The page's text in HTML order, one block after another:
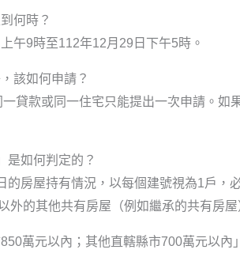
何時？
午9時至112年12月29日下午5時。
該如何申請？
貸款或同一住宅只能提出一次申請。
是如何判定的？
的房屋持有情況，以每個建號視為1戶，
外的其他共有房屋（例如繼承的共有房屋
萬元以內；其他直轄縣市700萬元以內